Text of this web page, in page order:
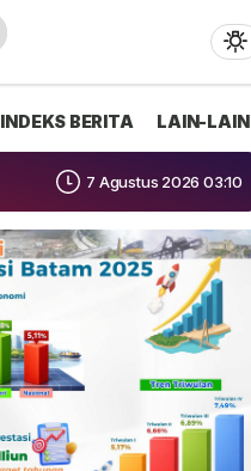
INDEKS BERITA LAIN-LAIN
7 Agustus 2026 03:10